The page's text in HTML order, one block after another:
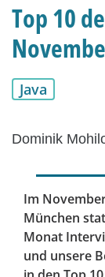
Top 10
Java
Dominik
Im
München
Monat
und unsere